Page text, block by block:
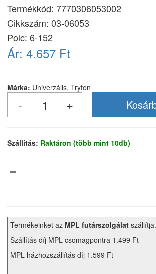
Termékkód: 7770306053002
Cikkszám: 03-06053
Polc: 6-152
Ár: 4.657 Ft
Márka: Univerzális, Tryton
Szállítás: Raktáron (több mint 10db)
Termékeinket az MPL futárszolgálat szállítja.
Szállítás díj MPL csomagpontra 1.499 Ft
MPL házhozszállítás díj 1.599 Ft